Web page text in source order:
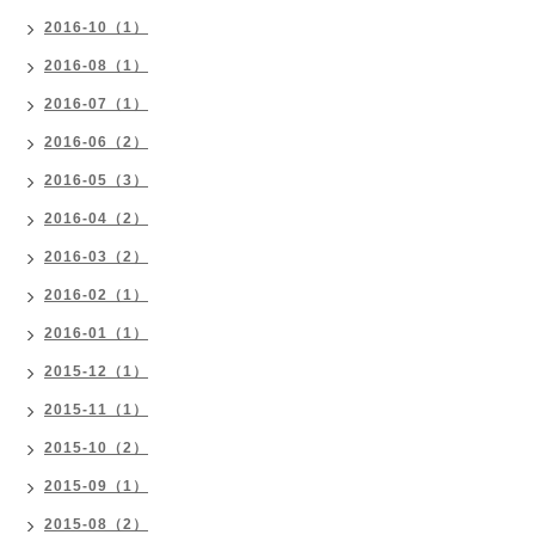
2016-10（1）
2016-08（1）
2016-07（1）
2016-06（2）
2016-05（3）
2016-04（2）
2016-03（2）
2016-02（1）
2016-01（1）
2015-12（1）
2015-11（1）
2015-10（2）
2015-09（1）
2015-08（2）